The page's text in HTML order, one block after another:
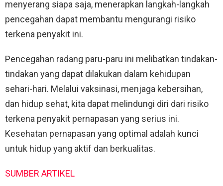
menyerang siapa saja, menerapkan langkah-langkah
pencegahan dapat membantu mengurangi risiko
terkena penyakit ini.
Pencegahan radang paru-paru ini melibatkan tindakan-
tindakan yang dapat dilakukan dalam kehidupan
sehari-hari. Melalui vaksinasi, menjaga kebersihan,
dan hidup sehat, kita dapat melindungi diri dari risiko
terkena penyakit pernapasan yang serius ini.
Kesehatan pernapasan yang optimal adalah kunci
untuk hidup yang aktif dan berkualitas.
SUMBER ARTIKEL